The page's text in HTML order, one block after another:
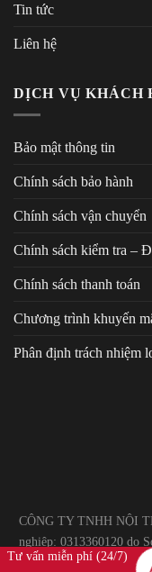
Tin tức
Liên hệ
DỊCH VỤ KHÁCH
Bảo mật thông tin
Chính sách bảo hành
Chính sách vận chuyển
Chính sách kiểm tra –
Chính sách thanh toán
Chương trình khuyến
Phân định trách nhiệm
CÔNG TY TNHH NỘI
nghiệp: 0313360120 do
Tư vấn miễn phí (24/7)